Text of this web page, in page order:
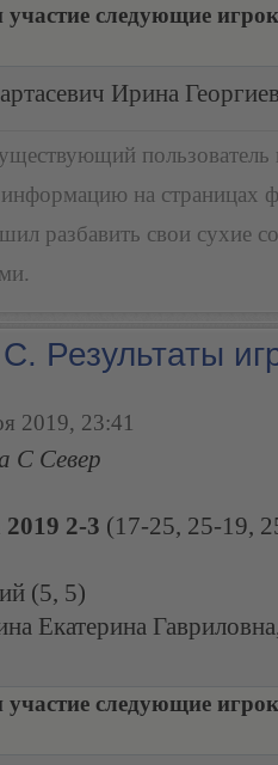
следующие
Ирина
пользователь
на страницах
разбавить свои сухие
Результаты
2019, 23:41
С Север
2-3 (17-25, 25-19,
(5, 5)
Екатерина
следующие